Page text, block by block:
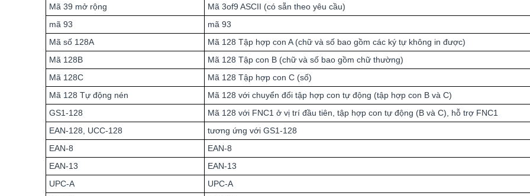
Mã 39 mở rộng
Mã 3of9 ASCII (có sẵn theo yêu cầu)
mã 93
mã 93
Mã số 128A
Mã 128 Tập hợp con A (chữ và số bao gồm các ký tự không in được)
Mã 128B
Mã 128 Tập con B (chữ và số bao gồm chữ thường)
Mã 128C
Mã 128 Tập hợp con C (số)
Mã 128 Tự động nén
Mã 128 với chuyển đổi tập hợp con tự động (tập hợp con B và C)
GS1-128
Mã 128 với FNC1 ở vị trí đầu tiên, tập hợp con tự động (B và C), hỗ trợ FNC1
EAN-128, UCC-128
tương ứng với GS1-128
EAN-8
EAN-8
EAN-13
EAN-13
UPC-A
UPC-A